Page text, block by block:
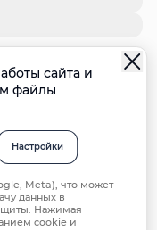
сайта и
файлы
Настройки
Meta), что может
данных в
Нажимая
cookie и